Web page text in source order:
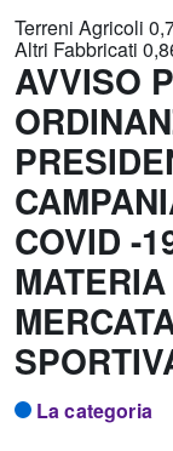
Terreni Agricoli
Altri Fabbricati
AVVISO
COVID -
La categoria